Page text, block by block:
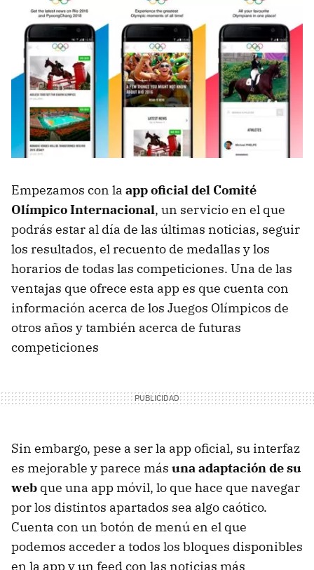
Empezamos con la app oficial del Comité
Olímpico Internacional, un servicio en el que
podrás estar al día de las últimas noticias, seguir
los resultados, el recuento de medallas y los
horarios de todas las competiciones. Una de las
ventajas que ofrece esta app es que cuenta con
información acerca de los Juegos Olímpicos de
otros años y también acerca de futuras
competiciones
Sin embargo, pese a ser la app oficial, su interfaz
es mejorable y parece más una adaptación de su
web que una app móvil, lo que hace que navegar
por los distintos apartados sea algo caótico.
Cuenta con un botón de menú en el que
podemos acceder a todos los bloques disponibles
en la app y un feed con las noticias más